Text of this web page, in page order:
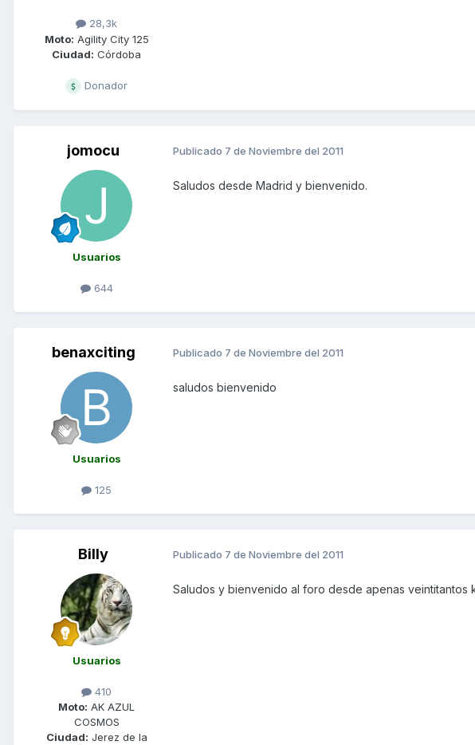
28,3k
Moto: Agility City 125
Ciudad: Córdoba
Donador
jomocu
Usuarios
644
Publicado 7 de Noviembre del 2011
Saludos desde Madrid y bienvenido.
benaxciting
Usuarios
125
Publicado 7 de Noviembre del 2011
saludos bienvenido
Billy
Usuarios
410
Moto: AK AZUL
COSMOS
Ciudad: Jerez de la
Publicado 7 de Noviembre del 2011
Saludos y bienvenido al foro desde apenas veintitantos